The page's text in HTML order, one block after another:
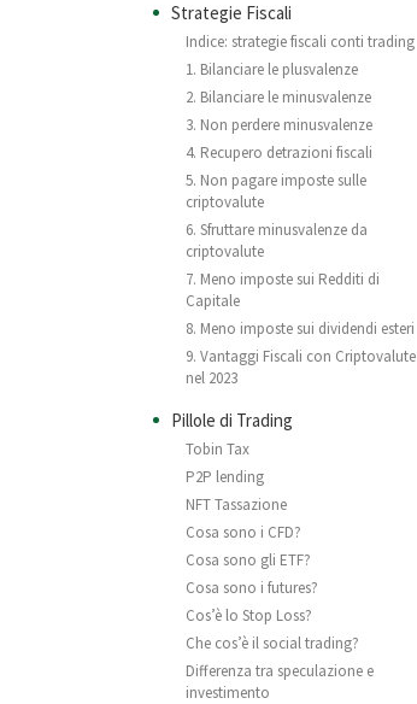
Strategie Fiscali
Indice: strategie fiscali conti trading
1. Bilanciare le plusvalenze
2. Bilanciare le minusvalenze
3. Non perdere minusvalenze
4. Recupero detrazioni fiscali
5. Non pagare imposte sulle
criptovalute
6. Sfruttare minusvalenze da
criptovalute
7. Meno imposte sui Redditi di
Capitale
8. Meno imposte sui dividendi esteri
9. Vantaggi Fiscali con Criptovalute
nel 2023
Pillole di Trading
Tobin Tax
P2P lending
NFT Tassazione
Cosa sono i CFD?
Cosa sono gli ETF?
Cosa sono i futures?
Cos’è lo Stop Loss?
Che cos’è il social trading?
Differenza tra speculazione e
investimento